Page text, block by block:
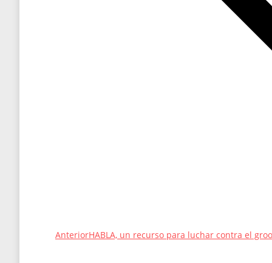
AnteriorEntrada
HABLA, un recurso para luchar contra el